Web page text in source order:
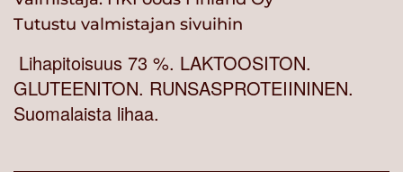
Tutustu valmistajan sivuihin
Lihapitoisuus 73 %. LAKTOOSITON.
GLUTEENITON. RUNSASPROTEIININEN.
Suomalaista lihaa.